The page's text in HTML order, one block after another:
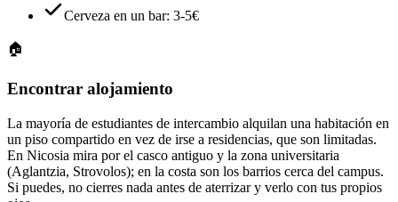
Cerveza en un bar: 3-5€
🏠
Encontrar alojamiento
La mayoría de estudiantes de intercambio alquilan una habitación en
un piso compartido en vez de irse a residencias, que son limitadas.
En Nicosia mira por el casco antiguo y la zona universitaria
(Aglantzia, Strovolos); en la costa son los barrios cerca del campus.
Si puedes, no cierres nada antes de aterrizar y verlo con tus propios